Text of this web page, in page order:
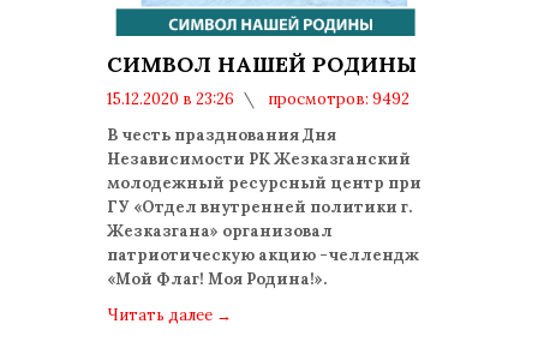
СИМВОЛ НАШЕЙ РОДИНЫ
15.12.2020 в 23:26
просмотров: 9492
В честь празднования Дня
Независимости РК Жезказганский
молодежный ресурсный центр при
ГУ «Отдел внутренней политики г.
Жезказгана» организовал
патриотическую акцию -челлендж
«Мой Флаг! Моя Родина!».
Читать далее →